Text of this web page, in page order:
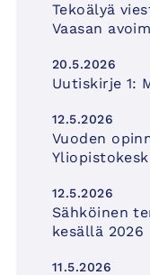
Tekoälyä
Vaasan
20.5.2026
Uutiskirje 1:
12.5.2026
Vuoden
12.5.2026
Sähköinen
kesällä 2026
11.5.2026